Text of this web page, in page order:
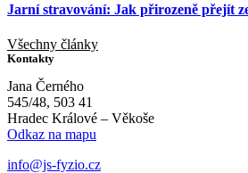
Jarní stravování: Jak přirozeně přejít
Všechny články
Kontakty
Jana Černého
545/48, 503 41
Hradec Králové – Věkoše
Odkaz na mapu
info@js-fyzio.cz